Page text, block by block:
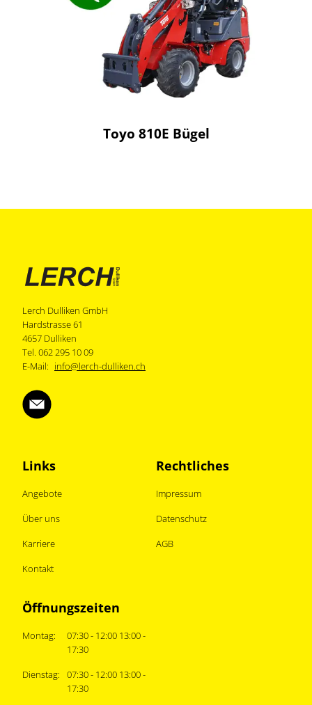
Toyo 810E Bügel
Lerch Dulliken GmbH
Hardstrasse 61
4657 Dulliken
Tel. 062 295 10 09
E-Mail: info@lerch-dulliken.ch
Links
Angebote
Über uns
Karriere
Kontakt
Rechtliches
Impressum
Datenschutz
AGB
Öffnungszeiten
Montag:
07:30 - 12:00 13:00 -
17:30
Dienstag:
07:30 - 12:00 13:00 -
17:30